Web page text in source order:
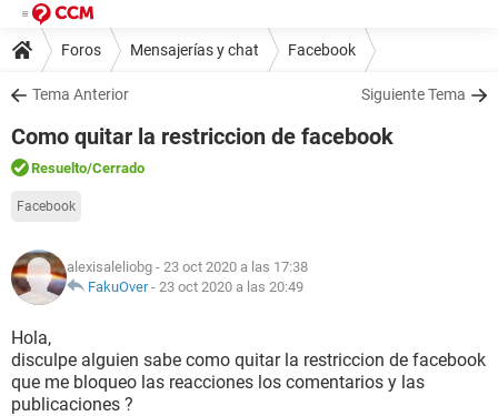
Foros Mensajerías y chat Facebook
Tema Anterior Siguiente Tema
Como quitar la restriccion de facebook
Resuelto/Cerrado
Facebook
alexisaleliobg - 23 oct 2020 a las 17:38
FakuOver- 23 oct 2020 a las 20:49
Hola,
disculpe alguien sabe como quitar la restriccion de facebook
que me bloqueo las reacciones los comentarios y las
publicaciones ?